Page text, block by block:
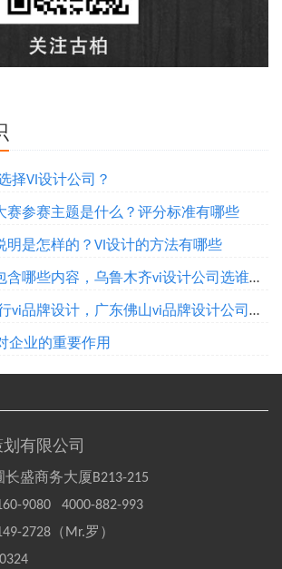
择VI设计公司？
赛参赛主题是什么？评分标准有哪些
明是怎样的？VI设计的方法有哪些
哪些内容，乌鲁木齐vi设计公司选谁好？
品牌设计，广东佛山vi品牌设计公司选谁好？
企业的重要作用
有限公司
盛商务大厦B213-215
9080 4000-882-993
2728（Mr.罗）